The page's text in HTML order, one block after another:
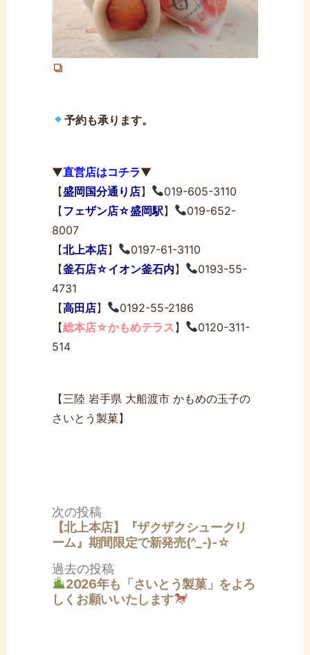
予約も承ります。
▼直営店はコチラ▼
【盛岡国分通り店】
019-605-3110
【フェザン店☆盛岡駅】
019-652-
8007
【北上本店】
0197-61-3110
【釜石店☆イオン釜石内】
0193-55-
4731
【高田店】
0192-55-2186
【総本店☆かもめテラス 】
0120-311-
514
【三陸 岩手県 大船渡市 かもめの玉子の
さいとう製菓】
過去の投稿過
去
の
2026年も「さいとう製菓」をよろ
しくお願いいたします
次の投稿次
の
投
【北上本店】『ザクザクシュークリ
ーム』期間限定で新発売(^_-)-☆